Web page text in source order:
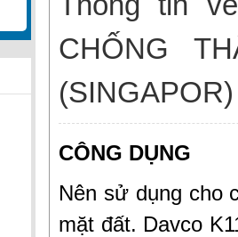
CHỐNG
(SINGAPOR)
CÔNG DỤNG
Nên sử dụng cho
mặt đất. Davco